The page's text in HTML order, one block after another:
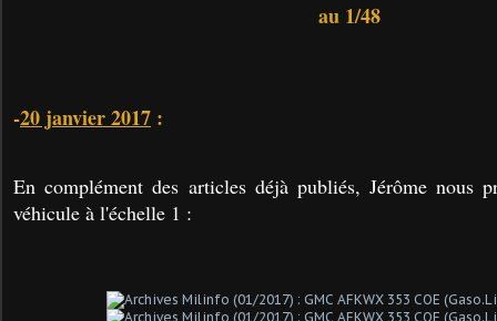
au 1/48
-20 janvier 2017 :
En complément des articles déjà publiés, Jérôme nous
véhicule à l'échelle 1 :